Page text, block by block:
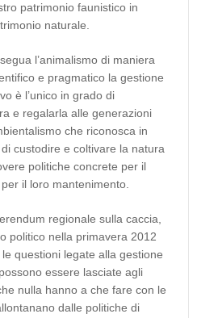
patrimonio faunistico in
naturale.
l’animalismo di maniera
e pragmatico la gestione
è l’unico in grado di
e regalarla alle generazioni
che riconosca in
custodire e coltivare la natura
politiche concrete per il
il loro mantenimento.
regionale sulla caccia,
politico nella primavera 2012
questioni legate alla gestione
essere lasciate agli
nulla hanno a che fare con le
dalle politiche di